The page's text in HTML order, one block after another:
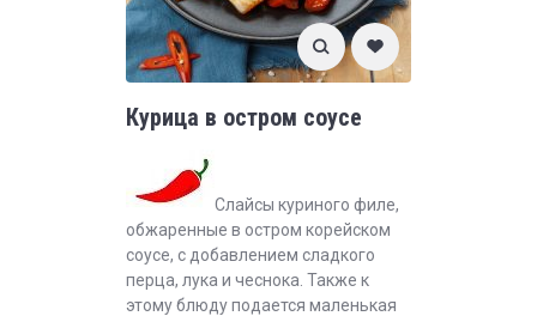
Курица в остром соусе
Слайсы куриного филе,
обжаренные в остром корейском
соусе, с добавлением сладкого
перца, лука и чеснока. Также к
этому блюду подается маленькая